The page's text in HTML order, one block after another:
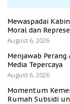
Mewaspadai
Moral dan
August 6, 2026
Menjawab
Media Tepercaya
August 6, 2026
Momentum
Rumah Subsidi